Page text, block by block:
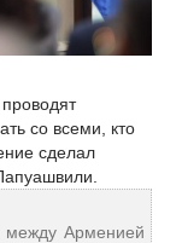
со всеми, кто
сделал
между Арменией